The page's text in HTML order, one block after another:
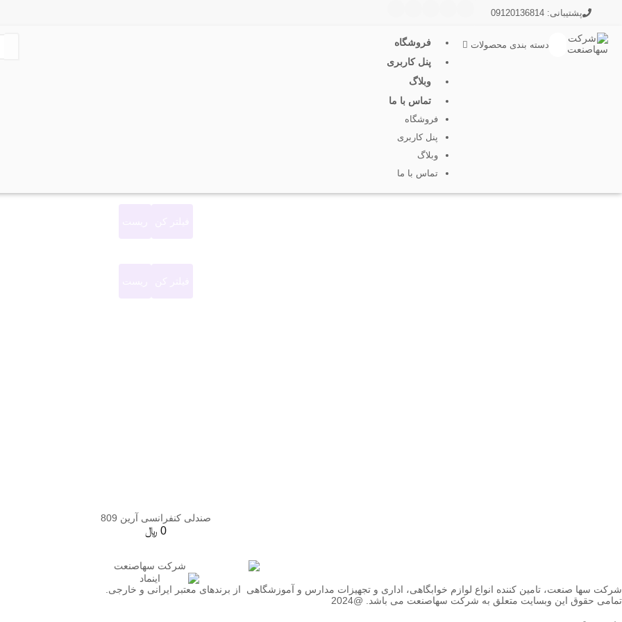
پشتیبانی: 09120136814
دسته بندی محصولات
فروشگاه
پنل کاربری
وبلاگ
تماس با ما
فروشگاه
پنل کاربری
وبلاگ
تماس با ما
صندلی کنفرانسی آرین 809
0 ﷼
شرکت سها صنعت، تامین کننده انواع لوازم خوابگاهی، اداری و تجهیزات مدارس و آموزشگاهی از برندهای معتبر ایرانی و خارجی.
تمامی حقوق این وبسایت متعلق به شرکت سهاصنعت می باشد. @2024